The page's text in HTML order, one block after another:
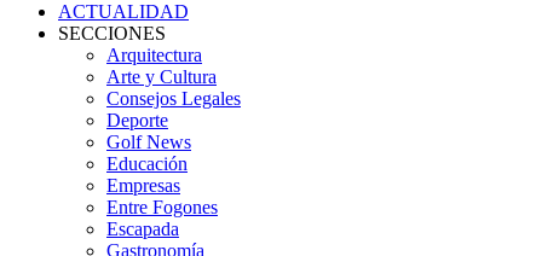
ACTUALIDAD
SECCIONES
Arquitectura
Arte y Cultura
Consejos Legales
Deporte
Golf News
Educación
Empresas
Entre Fogones
Escapada
Gastronomía